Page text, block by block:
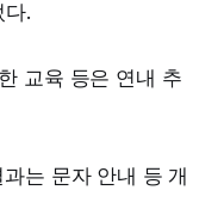
다.
교육 등은 연내 추
는 문자 안내 등 개